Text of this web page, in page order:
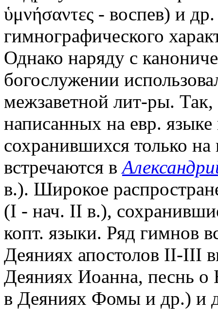
ὑμνήσαντες - воспев) и
гимнографического
Однако наряду с
богослужении
межзаветной лит-ры.
написанных на евр.
сохранившихся только на
встречаются в
в.). Широкое
(I - нач. II в.),
копт. языки. Ряд гимнов
Деяниях апостолов II-III
Деяниях Иоанна, песнь
в Деяниях Фомы и др.) и